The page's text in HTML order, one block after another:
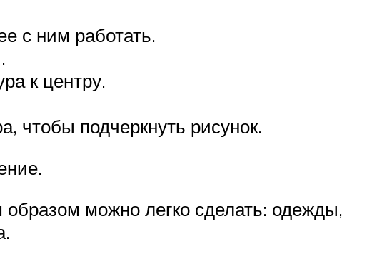
с ним работать.
к центру.
чтобы подчеркнуть рисунок.
можно легко сделать: одежды,